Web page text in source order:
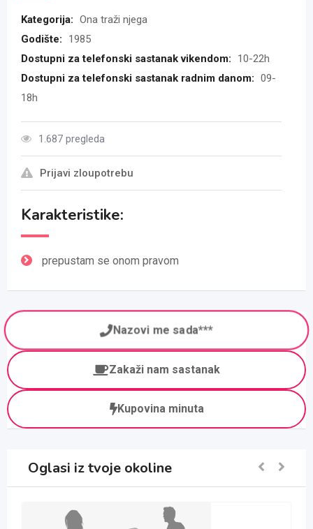
Kategorija: Ona traži njega
Godište:
1985
Dostupni za telefonski sastanak vikendom:
10-22h
Dostupni za telefonski sastanak radnim danom: 09-
18h
1.687 pregleda
Prijavi zloupotrebu
Karakteristike:
prepustam se onom pravom
Nazovi me sada***
Zakaži nam sastanak
Kupovina minuta
Oglasi iz tvoje okoline